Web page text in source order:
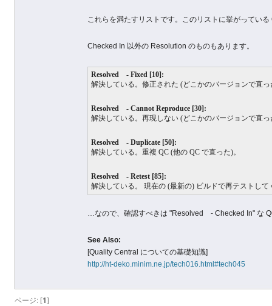
これらを満たすリストです。このリストに挙がってい
Checked In 以外の Resolution のものもあります。
Resolved - Fixed [10]:
解決している。修正された (どこかのバージョンで直っ
Resolved - Cannot Reproduce [30]:
解決している。再現しない (どこかのバージョンで直っ
Resolved - Duplicate [50]:
解決している。重複 QC (他の QC で直った)。
Resolved - Retest [85]:
解決している。 現在の (最新の) ビルドで再テストし
…なので、確認すべきは "Resolved - Checked In" な
See Also:
[Quality Central についての基礎知識]
http://ht-deko.minim.ne.jp/tech016.html#tech045
ページ: [1]